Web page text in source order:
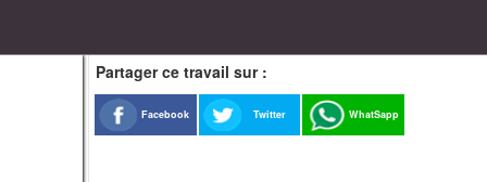
Partager ce travail sur :
Facebook Twitter WhatSapp